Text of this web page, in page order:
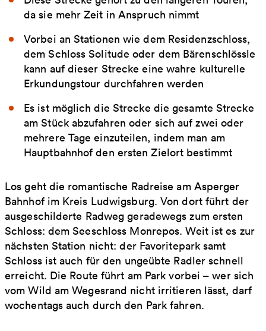
da sie mehr Zeit in Anspruch nimmt
Vorbei an Stationen wie dem Residenzschloss,
dem Schloss Solitude oder dem Bärenschlössle
kann auf dieser Strecke eine wahre kulturelle
Erkundungstour durchfahren werden
Es ist möglich die Strecke die gesamte Strecke
am Stück abzufahren oder sich auf zwei oder
mehrere Tage einzuteilen, indem man am
Hauptbahnhof den ersten Zielort bestimmt
Los geht die romantische Radreise am Asperger
Bahnhof im Kreis Ludwigsburg. Von dort führt der
ausgeschilderte Radweg geradewegs zum ersten
Schloss: dem Seeschloss Monrepos. Weit ist es zur
nächsten Station nicht: der Favo­ritepark samt
Schloss ist auch für den ungeübte Radler schnell
erreicht. Die Route führt am Park vorbei – wer sich
vom Wild am Wegesrand nicht irritieren lässt, darf
wochentags auch durch den Park fahren.